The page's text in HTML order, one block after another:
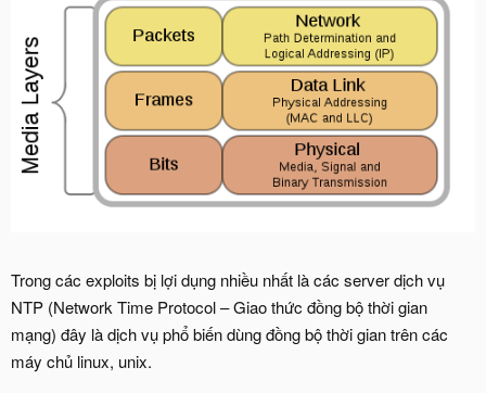
Trong các exploits bị lợi dụng nhiều nhất là các server dịch vụ
NTP (Network Time Protocol – Giao thức đồng bộ thời gian
mạng) đây là dịch vụ phổ biến dùng đồng bộ thời gian trên các
máy chủ linux, unix.